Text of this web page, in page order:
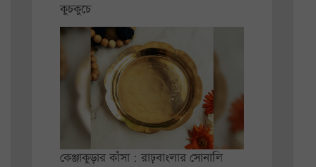
কুচকুচে
কেঞ্জাকুড়ার কাঁসা : রাঢ়বাংলার সোনালি